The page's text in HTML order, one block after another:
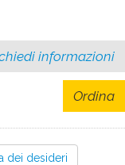
informazioni
Ordina
dei desideri